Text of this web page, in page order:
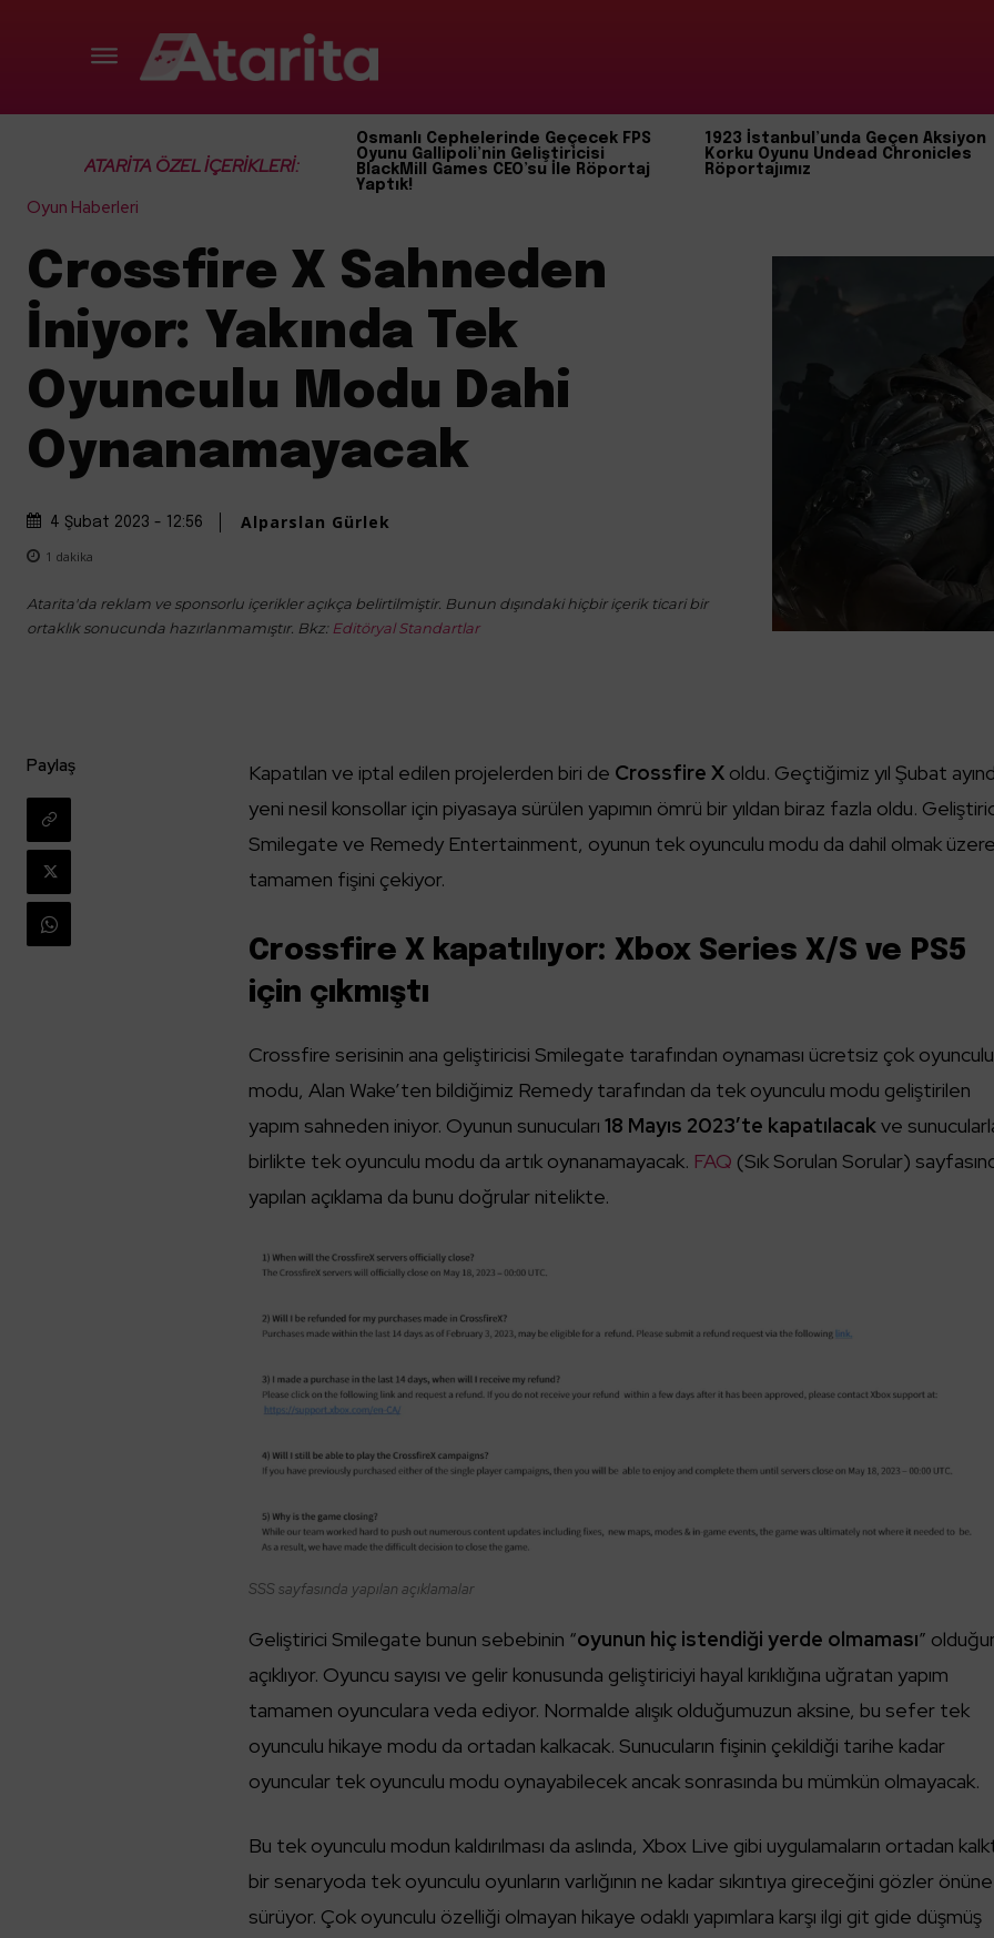
ATARİTA ÖZEL İÇERİKLERİ:
Osmanlı Cephelerinde Geçecek FPS
Oyunu Gallipoli’nin Geliştiricisi
BlackMill Games CEO’su İle Röportaj
Yaptık!
1923 İstanbul’unda Geçen Aksiyon
Korku Oyunu Undead Chronicles
Röportajımız
Oyun Haberleri
Crossfire X Sahneden
İniyor: Yakında Tek
Oyunculu Modu Dahi
Oynanamayacak
4 Şubat 2023 - 12:56 Alparslan Gürlek
1 dakika
Atarita'da reklam ve sponsorlu içerikler açıkça belirtilmiştir. Bunun dışındaki hiçbir içerik ticari bir
ortaklık sonucunda hazırlanmamıştır. Bkz: Editöryal Standartlar
Paylaş Kapatılan ve iptal edilen projelerden biri de Crossfire X oldu. Geçtiğimiz yıl Şubat
yeni nesil konsollar için piyasaya sürülen yapımın ömrü bir yıldan biraz fazla oldu.
Smilegate ve Remedy Entertainment, oyunun tek oyunculu modu da dahil olmak üzere
tamamen fişini çekiyor.
Crossfire X kapatılıyor: Xbox Series X/S ve PS5
için çıkmıştı
Crossfire serisinin ana geliştiricisi Smilegate tarafından oynaması ücretsiz çok oyunculu
modu, Alan Wake’ten bildiğimiz Remedy tarafından da tek oyunculu modu geliştirilen
yapım sahneden iniyor. Oyunun sunucuları18 Mayıs 2023’te kapatılacakve
birlikte tek oyunculu modu da artık oynanamayacak. FAQ (Sık Sorulan Sorular)
yapılan açıklama da bunu doğrular nitelikte.
SSS sayfasında yapılan açıklamalar
Geliştirici Smilegate bunun sebebinin “oyunun hiç istendiği yerde olmaması”
açıklıyor. Oyuncu sayısı ve gelir konusunda geliştiriciyi hayal kırıklığına uğratan yapım
tamamen oyunculara veda ediyor. Normalde alışık olduğumuzun aksine, bu sefer tek
oyunculu hikaye modu da ortadan kalkacak. Sunucuların fişinin çekildiği tarihe kadar
oyuncular tek oyunculu modu oynayabilecek ancak sonrasında bu mümkün olmayacak.
Bu tek oyunculu modun kaldırılması da aslında, Xbox Live gibi uygulamaların ortadan
bir senaryoda tek oyunculu oyunların varlığının ne kadar sıkıntıya gireceğini gözler önüne
sürüyor. Çok oyunculu özelliği olmayan hikaye odaklı yapımlara karşı ilgi git gide düşmüş